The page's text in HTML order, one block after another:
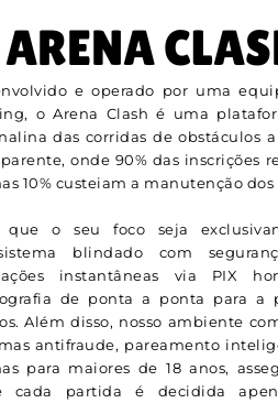
e operado por uma
o Arena Clash é uma
das corridas de obstáculos
onde 90% das inscrições
10% custeiam a manutenção dos
que o seu foco seja
blindado com
instantâneas via PIX
de ponta a ponta para a
Além disso, nosso ambiente
antifraude, pareamento
para maiores de 18 anos,
cada partida é decidida